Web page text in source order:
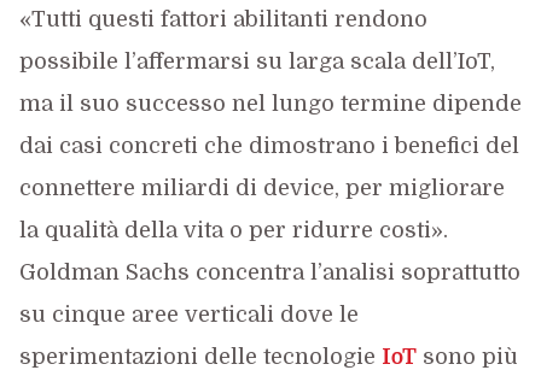
«Tutti questi fattori abilitanti rendono
possibile l’affermarsi su larga scala dell’IoT,
ma il suo successo nel lungo termine dipende
dai casi concreti che dimostrano i benefici del
connettere miliardi di device, per migliorare
la qualità della vita o per ridurre costi».
Goldman Sachs concentra l’analisi soprattutto
su cinque aree verticali dove le
sperimentazioni delle tecnologie IoTsono più